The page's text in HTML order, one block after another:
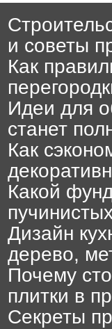
и советы
Как
Идеи для
станет
Как
Какой
Дизайн
дерево,
Почему
плитки в
Секреты